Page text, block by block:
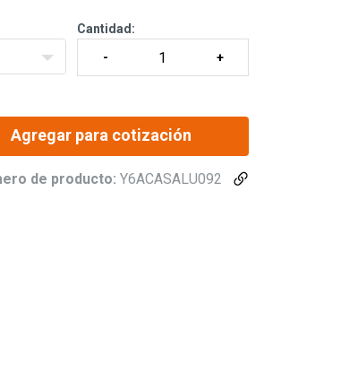
una
Cantidad:
Agregar para cotización
de producto: Y6ACASALU092